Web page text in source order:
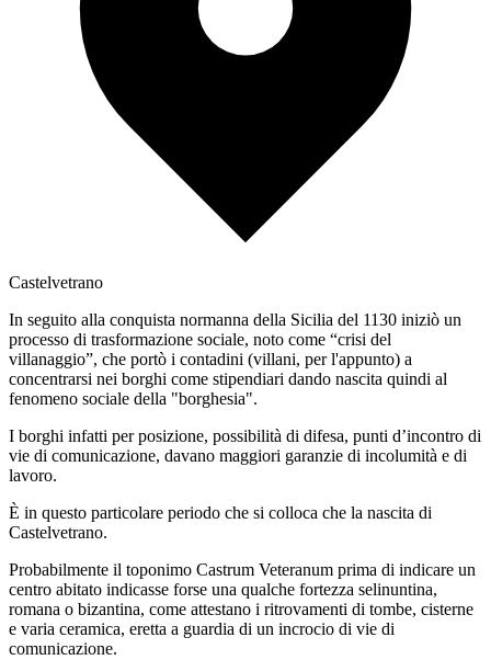
Castelvetrano
In seguito alla conquista normanna della Sicilia del 1130 iniziò un
processo di trasformazione sociale, noto come “crisi del
villanaggio”, che portò i contadini (villani, per l'appunto) a
concentrarsi nei borghi come stipendiari dando nascita quindi al
fenomeno sociale della "borghesia".
I borghi infatti per posizione, possibilità di difesa, punti d’incontro di
vie di comunicazione, davano maggiori garanzie di incolumità e di
lavoro.
È in questo particolare periodo che si colloca che la nascita di
Castelvetrano.
Probabilmente il toponimo Castrum Veteranum prima di indicare un
centro abitato indicasse forse una qualche fortezza selinuntina,
romana o bizantina, come attestano i ritrovamenti di tombe, cisterne
e varia ceramica, eretta a guardia di un incrocio di vie di
comunicazione.